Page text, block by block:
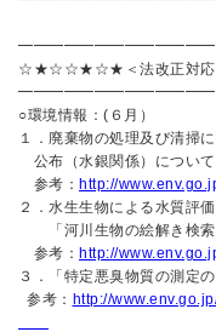
☆★☆☆★☆★＜法改正対応
○環境情報：(６月）
１．廃棄物の処理及び清掃
公布（水銀関係）について
参考： http://
２．水生生物による水質評
「河川生物の絵解き検索
参考： http://
３．「特定悪臭物質の測定
参考： http://